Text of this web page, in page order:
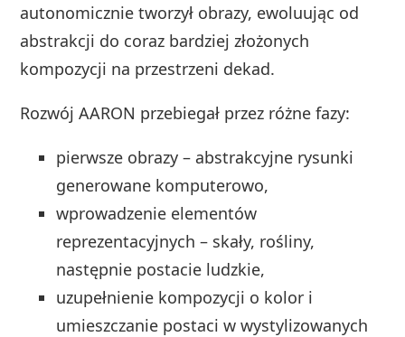
autonomicznie tworzył obrazy, ewoluując od
abstrakcji do coraz bardziej złożonych
kompozycji na przestrzeni dekad.
Rozwój AARON przebiegał przez różne fazy:
pierwsze obrazy – abstrakcyjne rysunki
generowane komputerowo,
wprowadzenie elementów
reprezentacyjnych – skały, rośliny,
następnie postacie ludzkie,
uzupełnienie kompozycji o kolor i
umieszczanie postaci w wystylizowanych